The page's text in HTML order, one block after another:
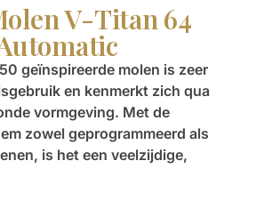
V-Titan 64
geïnspireerde molen is zeer
en kenmerkt zich qua
vormgeving. Met de
zowel geprogrammeerd als
is het een veelzijdige,